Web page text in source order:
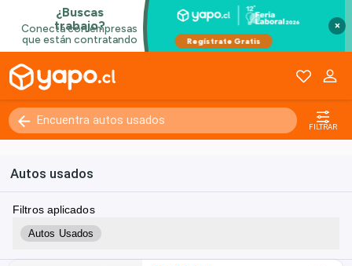
×
FILTRAR
Autos usados
Filtros aplicados
Autos Usados